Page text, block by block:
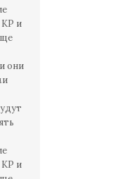
КР и
они
КР и